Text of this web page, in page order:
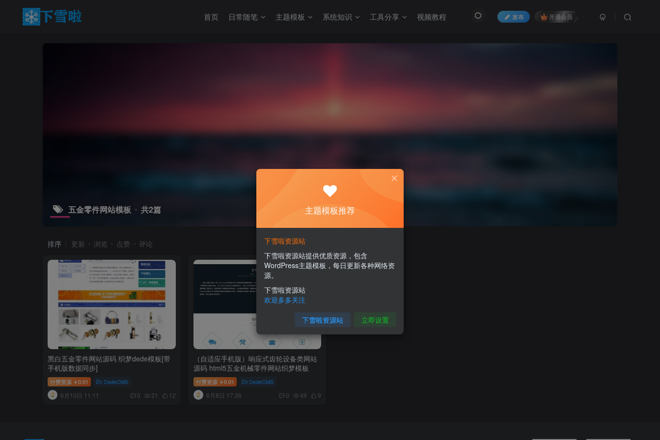
发布 开通会员
首页 日常随笔 主题模板 系统知识 工具分享 视频教程
五金零件网站模板 共2篇
排序 更新 浏览 点赞 评论
黑白五金零件网站源码 织梦dede模板[带
手机版数据同步]
付费资源 ￥0.01 DedeCMS
6月10日 11:11 0 21 12
（自适应手机版）响应式齿轮设备类网站
源码 html5五金机械零件网站织梦模板
付费资源 ￥0.01 DedeCMS
6月8日 17:36 0 49 9
主题模板推荐
下雪啦资源站
下雪啦资源站提供优质资源，包含
WordPress主题模板，每日更新各种网络资
源。
下雪啦资源站
欢迎多多关注
下雪啦资源站 立即设置